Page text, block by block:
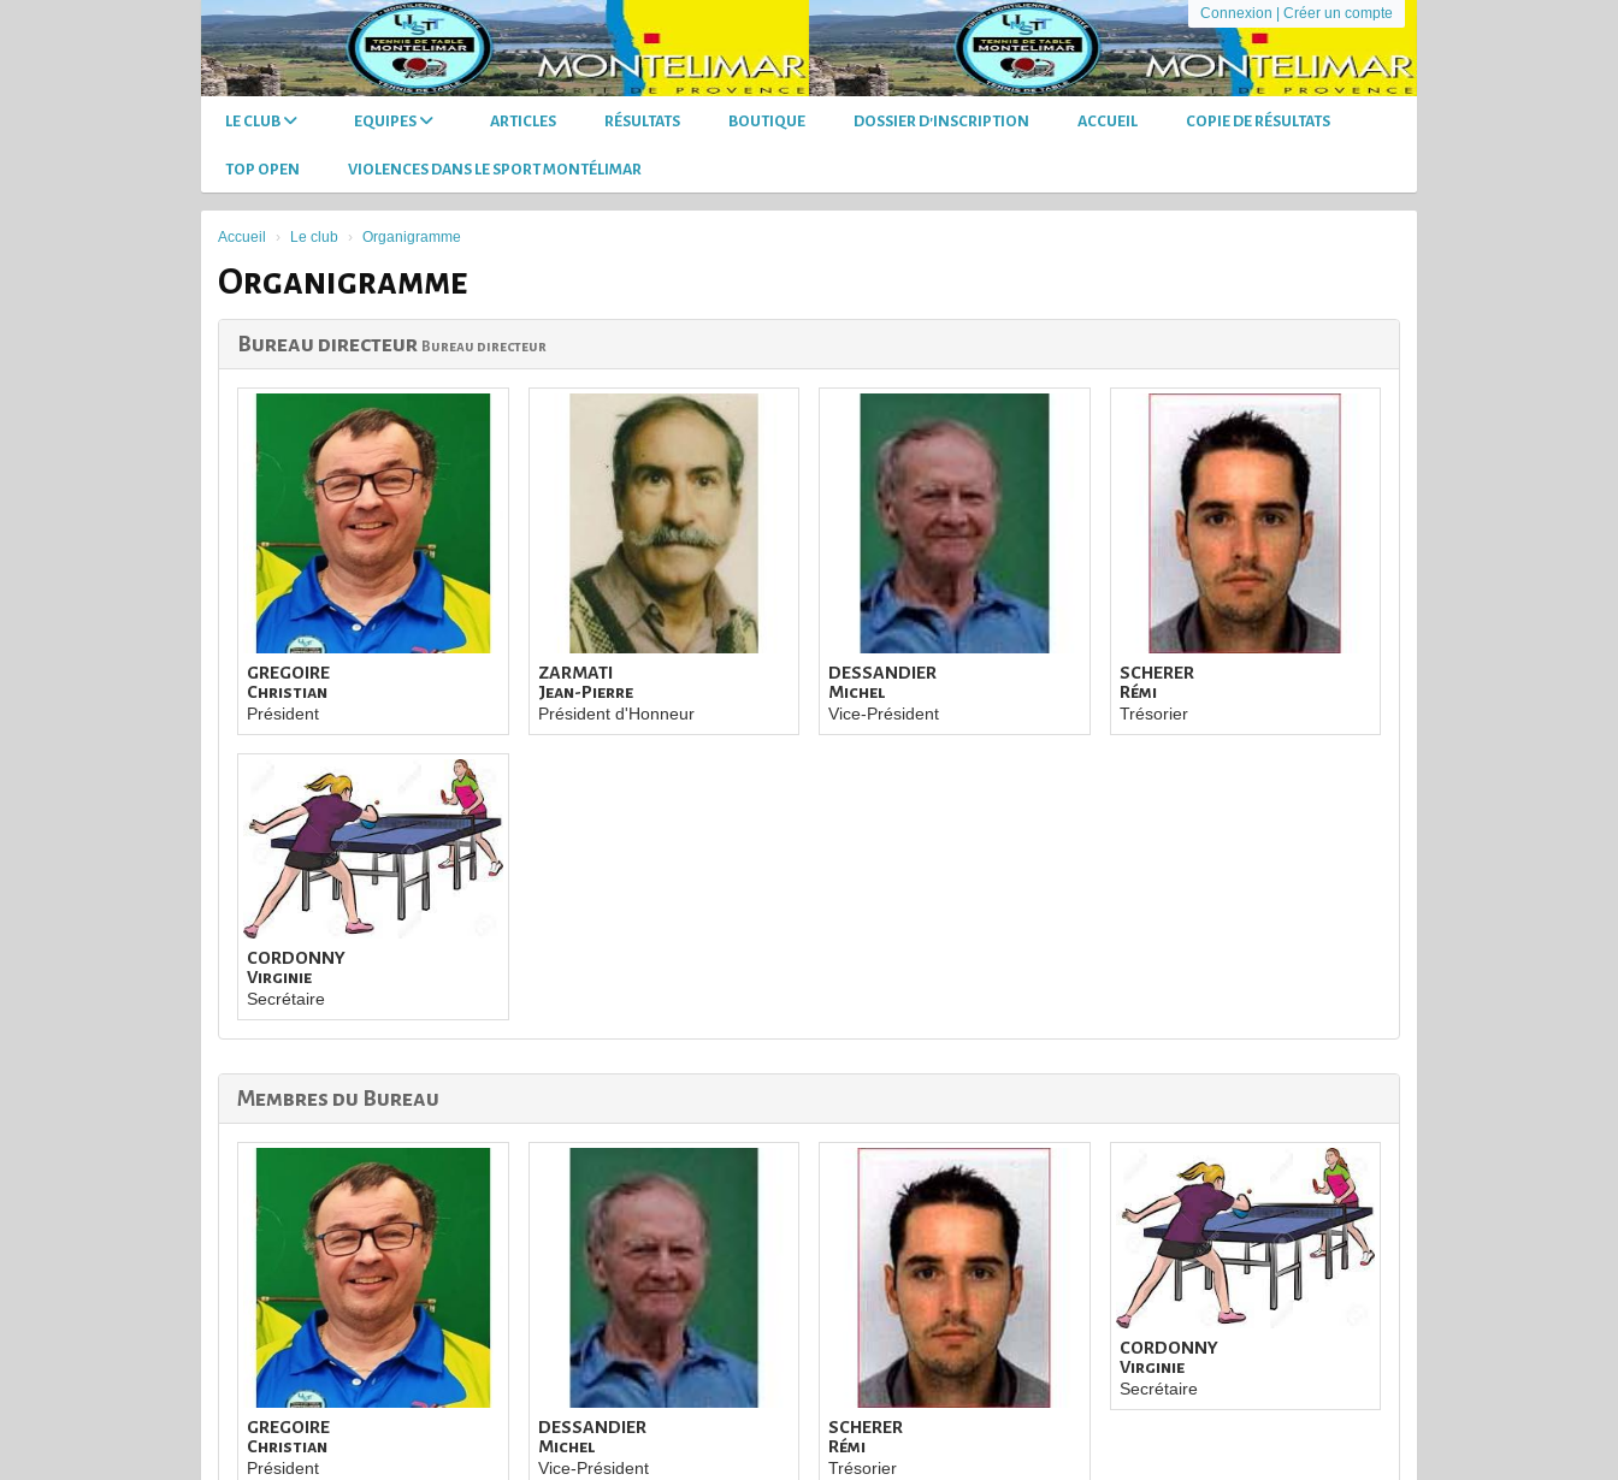
Connexion Créer un compte
LE CLUB EQUIPES ARTICLES RÉSULTATS BOUTIQUE DOSSIER D'INSCRIPTION ACCUEIL COPIE DE RÉSULTATS
TOP OPEN VIOLENCES DANS LE SPORT MONTÉLIMAR
Accueil Le club Organigramme
Organigramme
Bureau directeur Bureau directeur
GREGOIRE
Christian
Président
ZARMATI
Jean-Pierre
Président d'Honneur
DESSANDIER
Michel
Vice-Président
SCHERER
Rémi
Trésorier
CORDONNY
Virginie
Secrétaire
Membres du Bureau
GREGOIRE
Christian
Président
DESSANDIER
Michel
Vice-Président
SCHERER
Rémi
Trésorier
CORDONNY
Virginie
Secrétaire
Panneau de gestion des cookies